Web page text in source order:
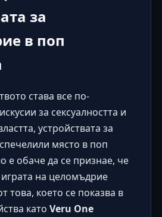
за
в поп
става все по-
за сексуалността и
устройствата за
място в поп
е обаче да се признае, че
играта на целомъдрие
това, което се показва в
като Veru One